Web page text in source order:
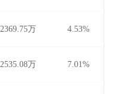
2369.75万 4.53%
2535.08万 7.01%